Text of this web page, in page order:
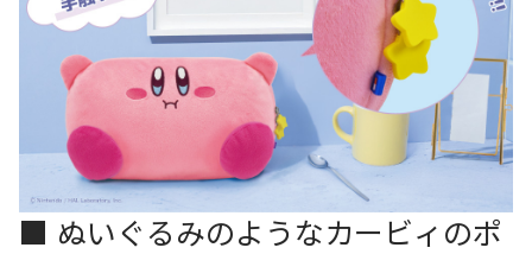
■ ぬいぐるみのようなカービィのポ